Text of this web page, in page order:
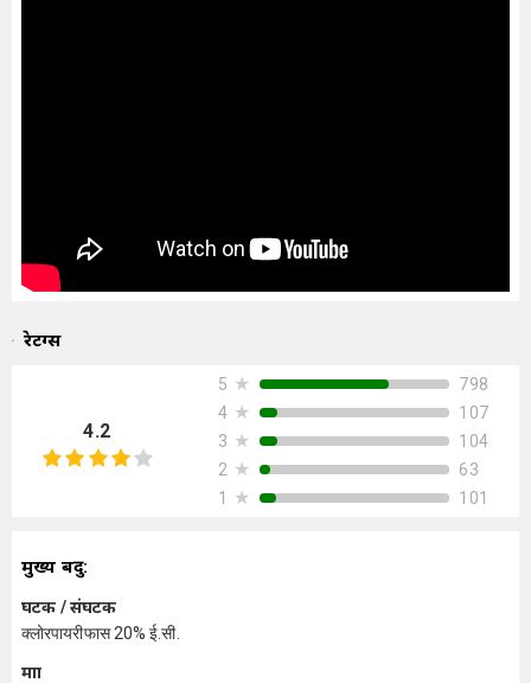
रेटिंग्स
4.2
5 ★
798
4 ★
107
3 ★
104
2 ★
63
1
★ 101
मुख्य बिंदु:
घटक / संघटक
क्लोरपायरीफास 20% ई.सी.
मात्रा